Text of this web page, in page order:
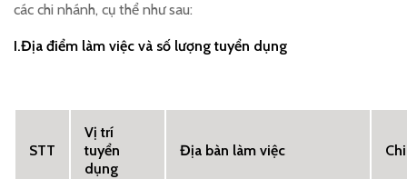
các chi nhánh, cụ thể như sau:
I.Địa điểm làm việc và số lượng tuyển dụng
STT
Vị trí
tuyển
dụng
Địa bàn làm việc